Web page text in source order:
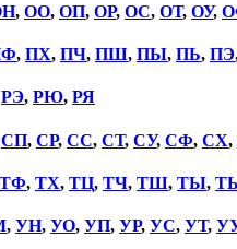
, ОО, ОП, ОР, ОС, ОТ, ОУ,
, ПХ, ПЧ, ПШ, ПЫ, ПЬ, ПЭ
РЭ, РЮ, РЯ
СП, СР, СС, СТ, СУ, СФ, СХ,
ТФ, ТХ, ТЦ, ТЧ, ТШ, ТЫ, ТЬ
, УН, УО, УП, УР, УС, УТ,